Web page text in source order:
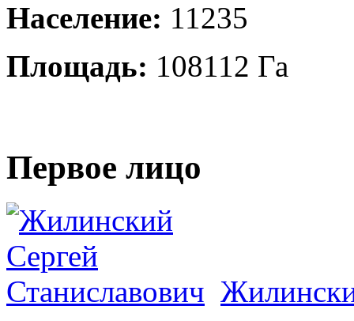
Население: 11235
Площадь: 108112 Га
Первое лицо